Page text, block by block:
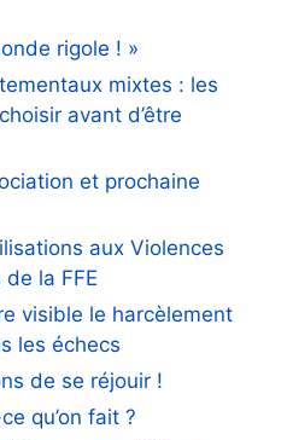
rigole ! »
mixtes : les
avant d’être
et prochaine
aux Violences
la FFE
visible le harcèlement
les échecs
de se réjouir !
qu’on fait ?